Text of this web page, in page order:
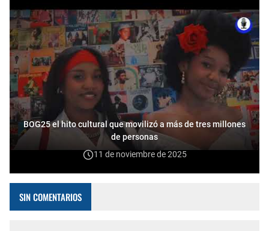
BOG25 el hito cultural que movilizó a más de tres millones
de personas
11 de noviembre de 2025
SIN COMENTARIOS